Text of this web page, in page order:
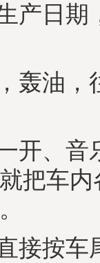
产日期
轰油，
开、音
把车内
接按车